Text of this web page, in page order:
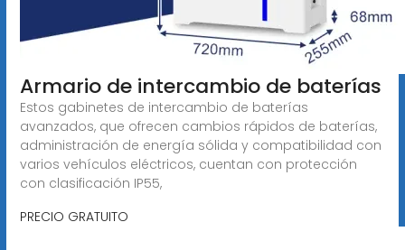
Armario de intercambio de baterías
Estos gabinetes de intercambio de baterías
avanzados, que ofrecen cambios rápidos de baterías,
administración de energía sólida y compatibilidad con
varios vehículos eléctricos, cuentan con protección
con clasificación IP55,
PRECIO GRATUITO